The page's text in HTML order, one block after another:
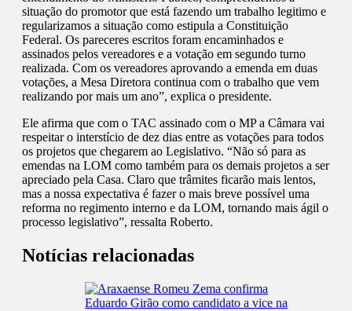
situação do promotor que está fazendo um trabalho legitimo e
regularizamos a situação como estipula a Constituição
Federal. Os pareceres escritos foram encaminhados e
assinados pelos vereadores e a votação em segundo turno
realizada. Com os vereadores aprovando a emenda em duas
votações, a Mesa Diretora continua com o trabalho que vem
realizando por mais um ano”, explica o presidente.
Ele afirma que com o TAC assinado com o MP a Câmara vai
respeitar o interstício de dez dias entre as votações para todos
os projetos que chegarem ao Legislativo. “Não só para as
emendas na LOM como também para os demais projetos a ser
apreciado pela Casa. Claro que trâmites ficarão mais lentos,
mas a nossa expectativa é fazer o mais breve possível uma
reforma no regimento interno e da LOM, tornando mais ágil o
processo legislativo”, ressalta Roberto.
Notícias relacionadas